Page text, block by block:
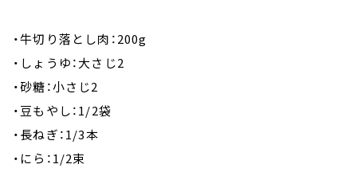
・牛切り落とし肉：200g
・しょうゆ：大さじ2
・砂糖：小さじ2
・豆もやし：1/2袋
・長ねぎ：1/3本
・にら：1/2束